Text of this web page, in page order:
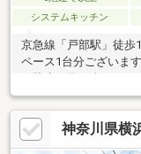
システムキッチン
京急線「戸部駅」徒歩
ペース1台分ございま
2分西前商店街まで徒
関、教育施設が充実し
年）4月築の2SLDKの
す。LDK約14.2畳リビ
神奈川県横